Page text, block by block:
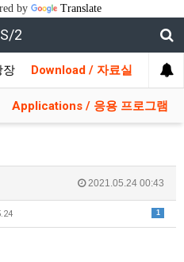
by Translate
2
장 Download / 자료실
Applications / 응용 프로그램
2021.05.24 00:43
1